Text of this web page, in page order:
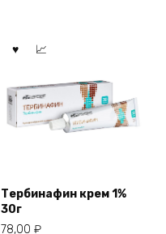
Тербинафин крем 1%
30г
78,00 ₽